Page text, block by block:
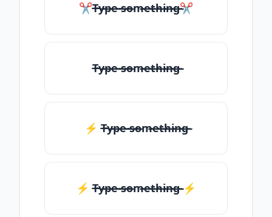
✂T̶̴y̶̴p̶̴e̶̴ ̶̴s̶̴o̶̴m̶̴e̶̴t̶̴h̶̴i̶̴n̶̴g̶̴✂
T̶̴y̶̴p̶̴e̶̴ ̶̴s̶̴o̶̴m̶̴e̶̴t̶̴h̶̴i̶̴n̶̴g̶̴
⚡ T̶̴y̶̴p̶̴e̶̴ ̶̴s̶̴o̶̴m̶̴e̶̴t̶̴h̶̴i̶̴n̶̴g̶̴
⚡️ T̶̴y̶̴p̶̴e̶̴ ̶̴s̶̴o̶̴m̶̴e̶̴t̶̴h̶̴i̶̴n̶̴g̶̴ ⚡️